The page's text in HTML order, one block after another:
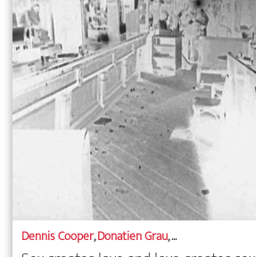
Dennis Cooper,Donatien Grau, ...